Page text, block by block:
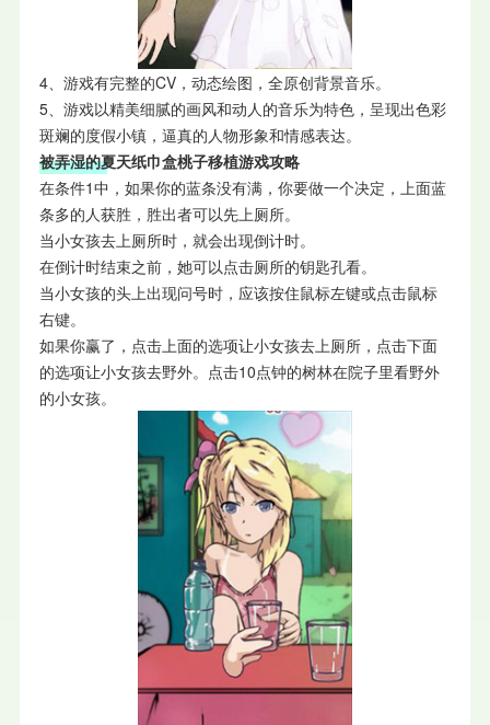
4、游戏有完整的CV，动态绘图，全原创背景音乐。
5、游戏以精美细腻的画风和动人的音乐为特色，呈现出色彩
斑斓的度假小镇，逼真的人物形象和情感表达。
被弄湿的夏天纸巾盒桃子移植游戏攻略
在条件1中，如果你的蓝条没有满，你要做一个决定，上面蓝
条多的人获胜，胜出者可以先上厕所。
当小女孩去上厕所时，就会出现倒计时。
在倒计时结束之前，她可以点击厕所的钥匙孔看。
当小女孩的头上出现问号时，应该按住鼠标左键或点击鼠标
右键。
如果你赢了，点击上面的选项让小女孩去上厕所，点击下面
的选项让小女孩去野外。点击10点钟的树林在院子里看野外
的小女孩。